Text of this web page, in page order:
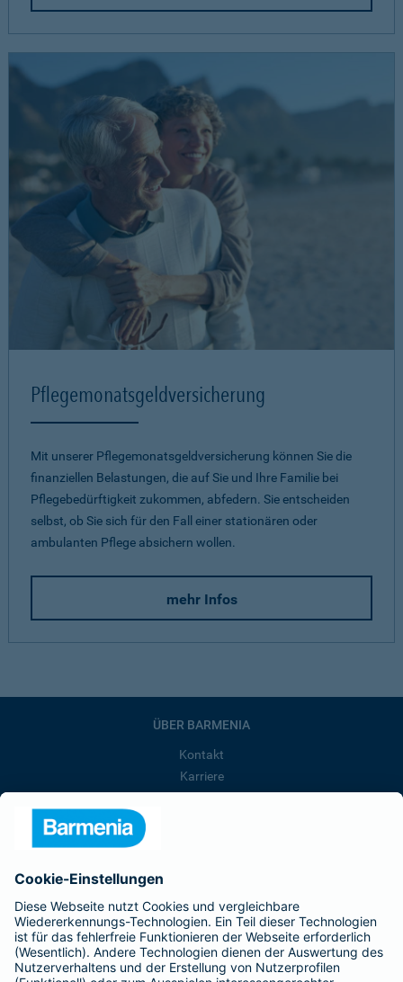
Pflegemonatsgeld­versicherung
Mit unserer Pflegemonatsgeld­versicherung können Sie die
finanziellen Belastungen, die auf Sie und Ihre Familie bei
Pflegebedürftigkeit zukommen, abfedern. Sie entscheiden
selbst, ob Sie sich für den Fall einer stationären oder
ambulanten Pflege absichern wollen.
mehr Infos
ÜBER BARMENIA
Kontakt
Karriere
Barmenia ist Teil der BarmeniaGothaer
BELIEBTE SEITEN
Kranken-Zusatzversicherung
Tierversicherungen